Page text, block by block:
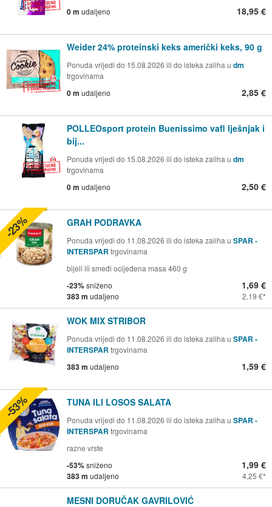
0 m udaljeno 18,95 €
Weider 24% proteinski keks američki keks, 90 g
Ponuda vrijedi do 15.08.2026 ili do isteka zaliha u dm
trgovinama
0 m udaljeno 2,85 €
POLLEOsport protein Buenissimo vafl lješnjak i
bij...
Ponuda vrijedi do 15.08.2026 ili do isteka zaliha u dm
trgovinama
0 m udaljeno 2,50 €
GRAH PODRAVKA
Ponuda vrijedi do 11.08.2026 ili do isteka zaliha u SPAR -
INTERSPAR trgovinama
bijeli ili smeđi ocijeđena masa 460 g
-23%sniženo
383 m udaljeno
1,69 €
2,19 €
-23%
WOK MIX STRIBOR
Ponuda vrijedi do 11.08.2026 ili do isteka zaliha u SPAR -
INTERSPAR trgovinama
383 m udaljeno 1,59 €
TUNA ILI LOSOS SALATA
Ponuda vrijedi do 11.08.2026 ili do isteka zaliha u SPAR -
INTERSPAR trgovinama
razne vrste
-53%sniženo
383 m udaljeno
1,99 €
4,25 €
-53%
MESNI DORUČAK GAVRILOVIĆ